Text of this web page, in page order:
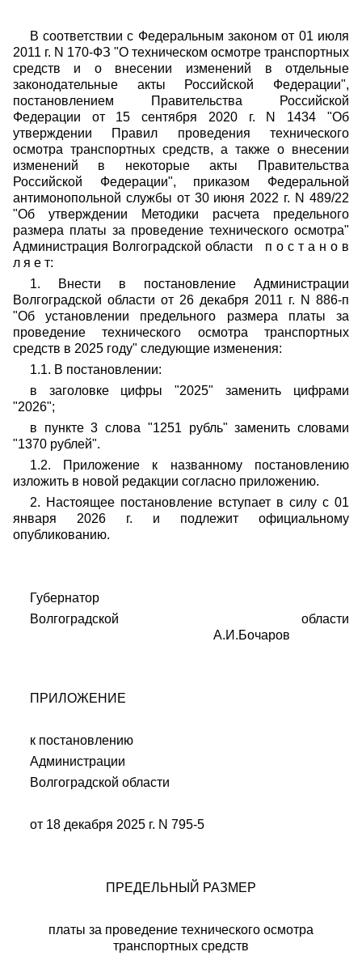
В соответствии с Федеральным законом от 01 июля
2011 г. N 170-ФЗ "О техническом осмотре транспортных
средств и о внесении изменений в отдельные
законодательные акты Российской Федерации",
постановлением Правительства Российской
Федерации от 15 сентября 2020 г. N 1434 "Об
утверждении Правил проведения технического
осмотра транспортных средств, а также о внесении
изменений в некоторые акты Правительства
Российской Федерации", приказом Федеральной
антимонопольной службы от 30 июня 2022 г. N 489/22
"Об утверждении Методики расчета предельного
размера платы за проведение технического осмотра"
Администрация Волгоградской области п о с т а н о в
л я е т:
1. Внести в постановление Администрации
Волгоградской области от 26 декабря 2011 г. N 886-п
"Об установлении предельного размера платы за
проведение технического осмотра транспортных
средств в 2025 году" следующие изменения:
1.1. В постановлении:
в заголовке цифры "2025" заменить цифрами
"2026";
в пункте 3 слова "1251 рубль" заменить словами
"1370 рублей".
1.2. Приложение к названному постановлению
изложить в новой редакции согласно приложению.
2. Настоящее постановление вступает в силу с 01
января 2026 г. и подлежит официальному
опубликованию.
Губернатор
Волгоградской области
А.И.Бочаров
ПРИЛОЖЕНИЕ
к постановлению
Администрации
Волгоградской области
от 18 декабря 2025 г. N 795-5
ПРЕДЕЛЬНЫЙ РАЗМЕР
платы за проведение технического осмотра
транспортных средств